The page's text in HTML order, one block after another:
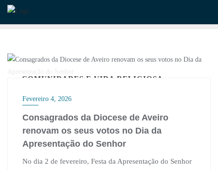
Skip
COMUNIDADES E VIDA RELIGIOSA
Fevereiro 4, 2026
Consagrados da Diocese de Aveiro
renovam os seus votos no Dia da
Apresentação do Senhor
No dia 2 de fevereiro, Festa da Apresentação do Senhor